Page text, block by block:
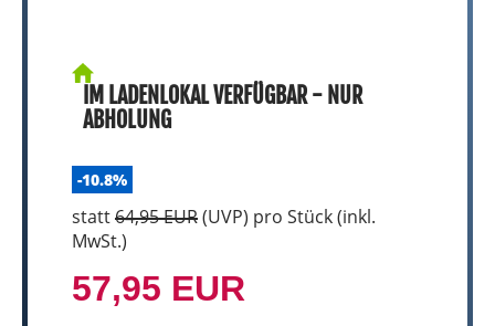
IM LADENLOKAL VERFÜGBAR - NUR
ABHOLUNG
-10.8%
statt64,95 EUR(UVP) pro Stück (inkl.
MwSt.)
57,95 EUR